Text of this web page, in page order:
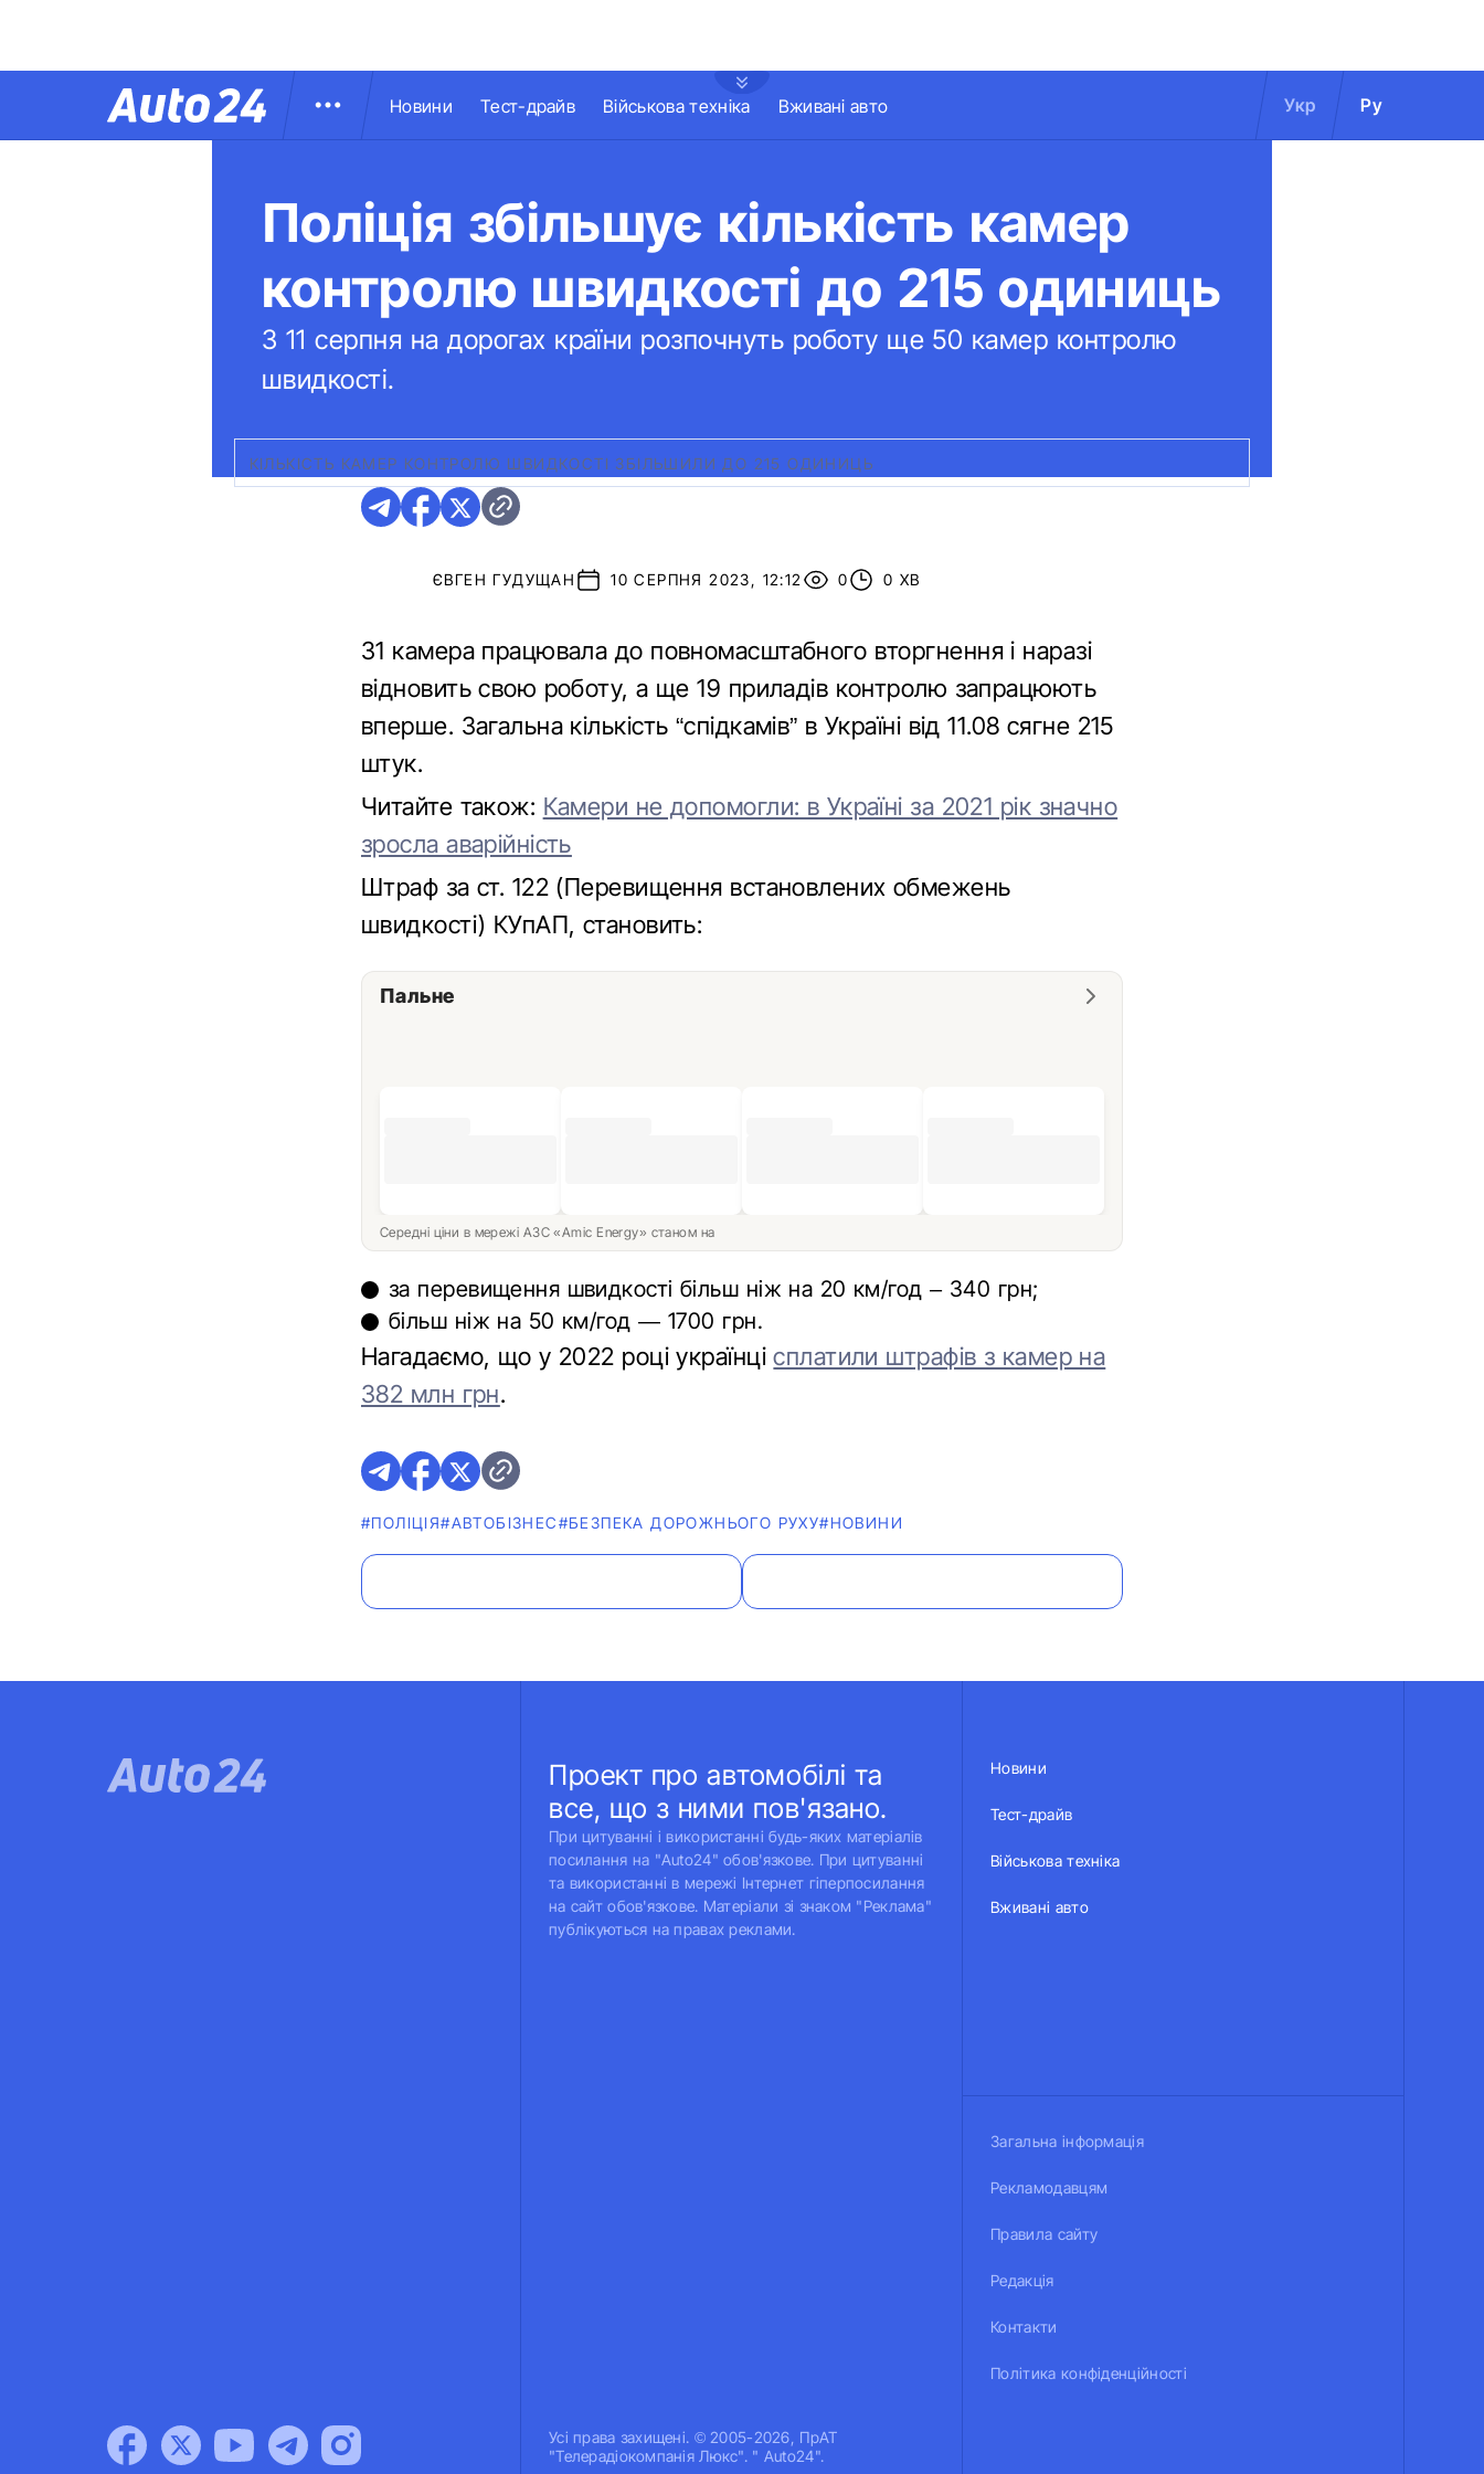
Новини Тест-драйв Військова техніка Вживані авто Укр Ру
Поліція збільшує кількість камер
контролю швидкості до 215 одиниць
З 11 серпня на дорогах країни розпочнуть роботу ще 50 камер контролю
швидкості.
КІЛЬКІСТЬ КАМЕР КОНТРОЛЮ ШВИДКОСТІ ЗБІЛЬШИЛИ ДО 215 ОДИНИЦЬ
ЄВГЕН ГУДУЩАН 10 СЕРПНЯ 2023, 12:12 0 0 ХВ
31 камера працювала до повномасштабного вторгнення і наразі
відновить свою роботу, а ще 19 приладів контролю запрацюють
вперше. Загальна кількість “спідкамів” в Україні від 11.08 сягне 215
штук.
Читайте також: Камери не допомогли: в Україні за 2021 рік значно
зросла аварійність
Штраф за ст. 122 (Перевищення встановлених обмежень
швидкості) КУпАП, становить:
Пальне
Середні ціни в мережі АЗС «Amic Energy» станом на
за перевищення швидкості більш ніж на 20 км/год – 340 грн;
більш ніж на 50 км/год — 1700 грн.
Нагадаємо, що у 2022 році українцісплатили штрафів з камер на
382 млн грн.
#ПОЛІЦІЯ#АВТОБІЗНЕС#БЕЗПЕКА ДОРОЖНЬОГО РУХУ#НОВИНИ
Проект про автомобілі та
все, що з ними пов'язано.
При цитуванні і використанні будь-яких матеріалів
посилання на "Auto24" обов'язкове. При цитуванні
та використанні в мережі Інтернет гіперпосилання
на сайт обов'язкове. Матеріали зі знаком "Реклама"
публікуються на правах реклами.
Усi права захищенi. © 2005-2026, ПрАТ
"Телерадіокомпанія Люкс". " Auto24".
Новини
Тест-драйв
Військова техніка
Вживані авто
Загальна інформація
Рекламодавцям
Правила сайту
Редакція
Контакти
Політика конфіденційності